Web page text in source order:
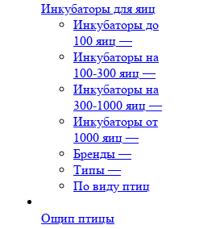
Инкубаторы для яиц
Инкубаторы до
100 яиц —
Инкубаторы на
100-300 яиц —
Инкубаторы на
300-1000 яиц —
Инкубаторы от
1000 яиц —
Бренды —
Типы —
По виду птиц
Ощип птицы